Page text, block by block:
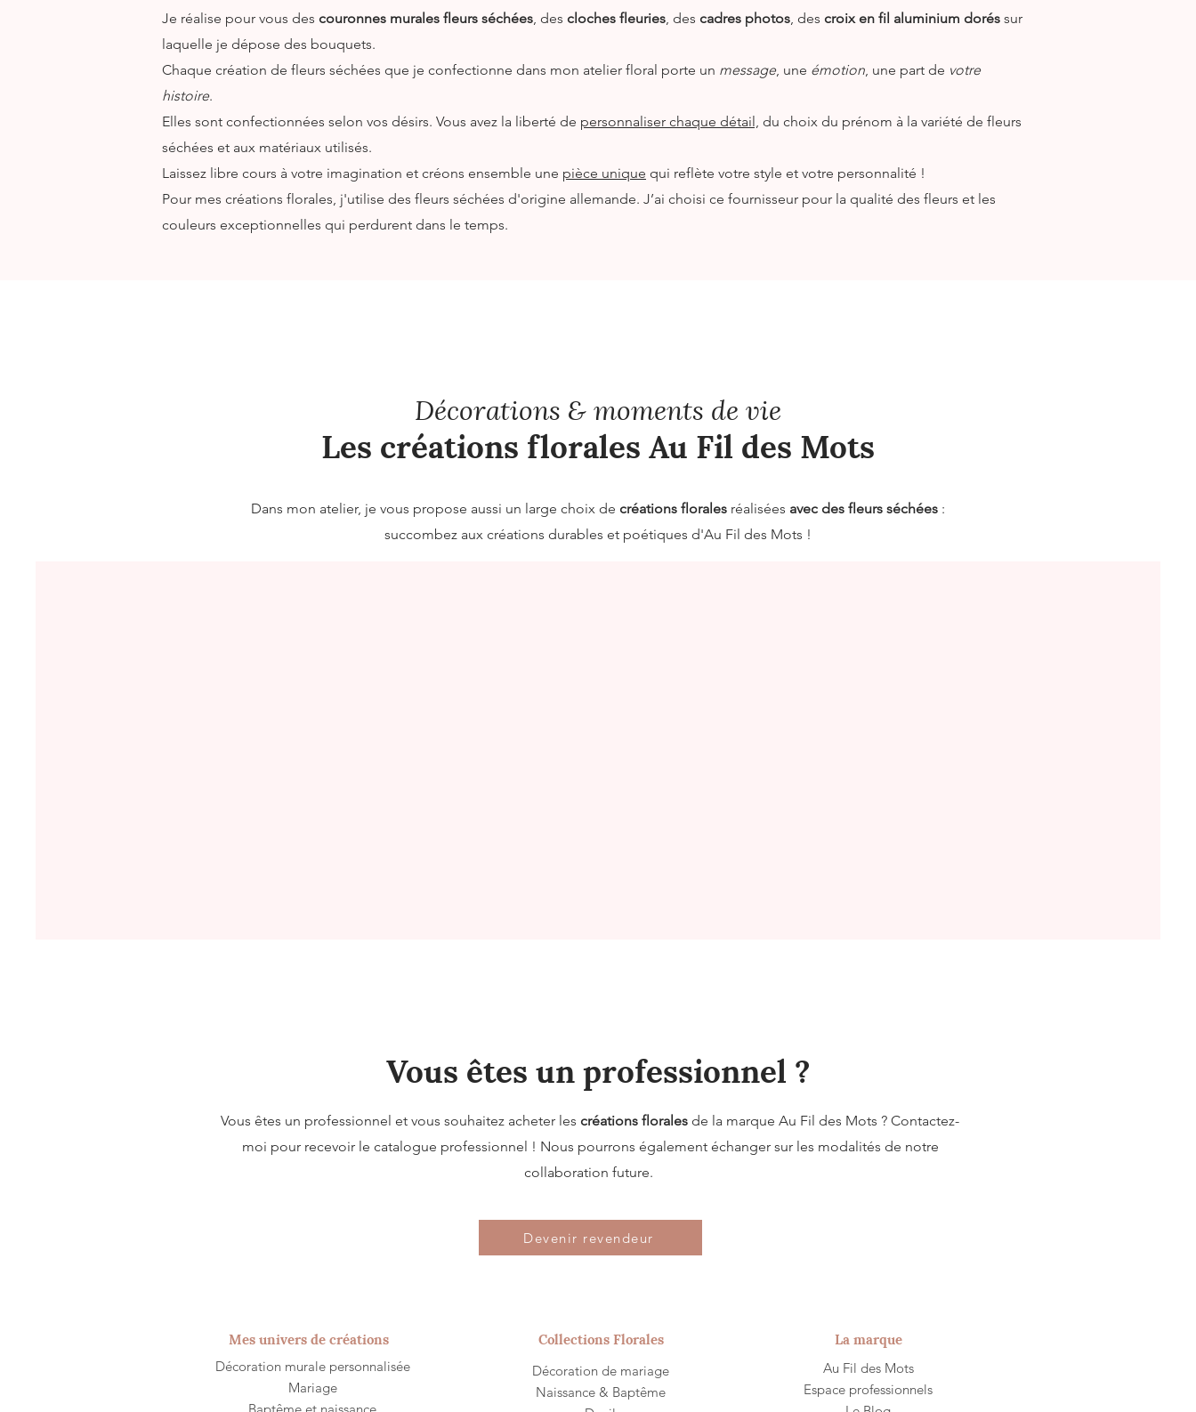
Je réalise pour vous des couronnes murales fleurs séchées, des cloches fleuries, des cadres photos, des croix en fil aluminium dorés sur
laquelle je dépose des bouquets.
Chaque création de fleurs séchées que je confectionne dans mon atelier floral porte un message, une émotion, une part de votre
histoire.
Elles sont confectionnées selon vos désirs. Vous avez la liberté de personnaliser chaque détail, du choix du prénom à la variété de fleurs
séchées et aux matériaux utilisés.
Laissez libre cours à votre imagination et créons ensemble une pièce unique qui reflète votre style et votre personnalité !
Pour mes créations florales, j'utilise des fleurs séchées d'origine allemande. J’ai choisi ce fournisseur pour la qualité des fleurs et les
couleurs exceptionnelles qui perdurent dans le temps.
Les créations florales Au Fil des Mots
Décorations & moments de vie
Dans mon atelier, je vous propose aussi un large choix de créations florales réalisées avec des fleurs séchées:
succombez aux créations durables et poétiques d'Au Fil des Mots !
Vous êtes un professionnel ?
Vous êtes un professionnel et vous souhaitez acheter les créations florales de la marque Au Fil des Mots ? Contactez-
moi pour recevoir le catalogue professionnel ! Nous pourrons également échanger sur les modalités de notre
collaboration future.
Devenir revendeur
Mes univers de créations Collections Florales La marque
Au Fil des Mots
Espace professionnels
Décoration de mariage
Naissance & Baptême
Décoration murale personnalisée
​Mariage